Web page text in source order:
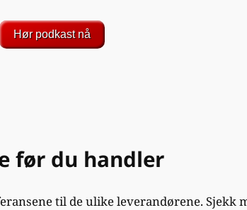
Hør podkast nå
før du handler
til de ulike leverandørene. Sjekk